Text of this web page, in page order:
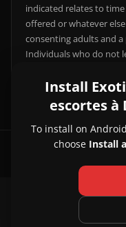
indicated relates to
offered or whatever
consenting adults and
Individuals who do not
© 2026 Exotic Senegal |
About Us |
Install
escortes à
To install on
choose Install